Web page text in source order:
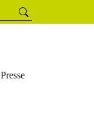
Suchen
Presse